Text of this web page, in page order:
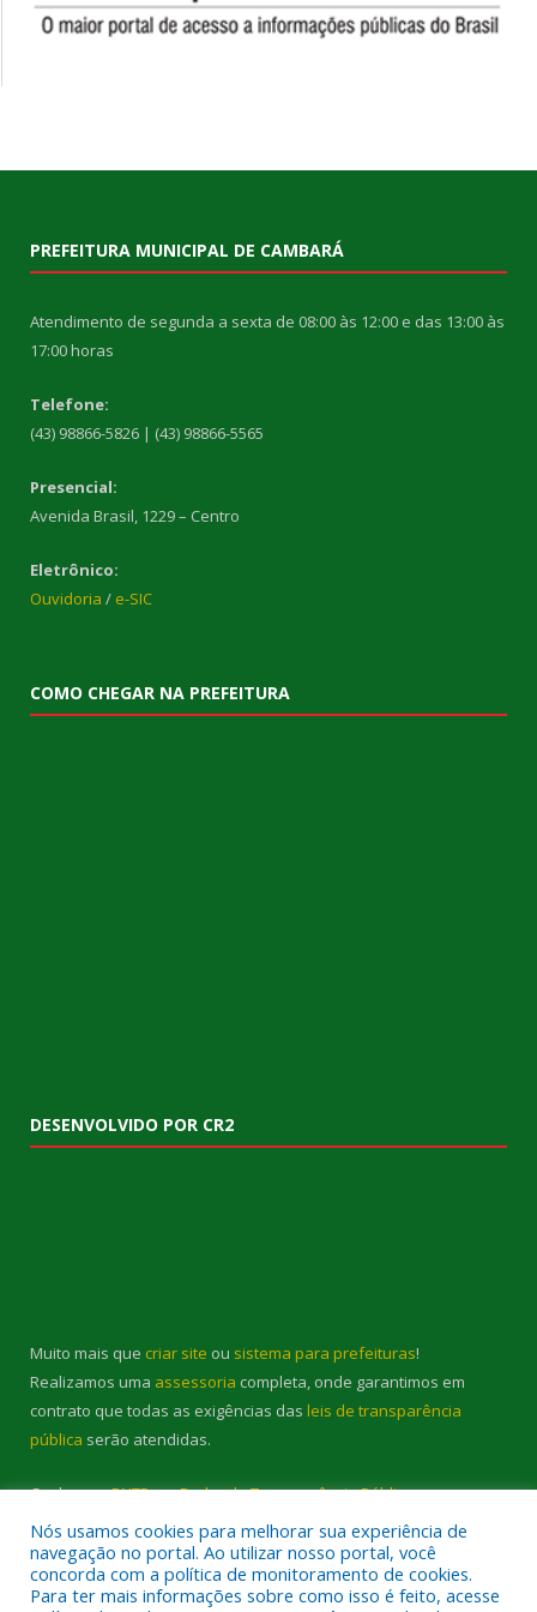
PREFEITURA MUNICIPAL DE CAMBARÁ
Atendimento de segunda a sexta de 08:00 às 12:00 e das 13:00 às
17:00 horas
Telefone:
(43) 98866-5826 | (43) 98866-5565
Presencial:
Avenida Brasil, 1229 – Centro
Eletrônico:
Ouvidoria / e-SIC
COMO CHEGAR NA PREFEITURA
DESENVOLVIDO POR CR2
Muito mais que criar site ou sistema para prefeituras!
Realizamos uma assessoria completa, onde garantimos em
contrato que todas as exigências das leis de transparência
pública serão atendidas.
Conheça oPNTPe oRadar da Transparência Pública
Nós usamos cookies para melhorar sua experiência de
navegação no portal. Ao utilizar nosso portal, você
concorda com a política de monitoramento de cookies.
Para ter mais informações sobre como isso é feito, acesse